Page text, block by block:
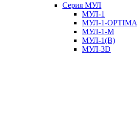
Серия МУЛ
МУЛ-1
МУЛ-1-OPTIMA
МУЛ-1-М
МУЛ-1(В)
МУЛ-3D